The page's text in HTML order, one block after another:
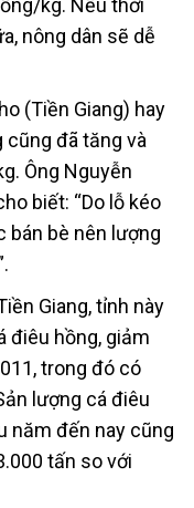
nông dân sẽ dễ
(Tiền Giang) hay
cũng đã tăng và
Ông Nguyễn
biết: “Do lỗ kéo
bán bè nên lượng
Giang, tỉnh này
điêu hồng, giảm
trong đó có
lượng cá điêu
năm đến nay cũng
tấn so với